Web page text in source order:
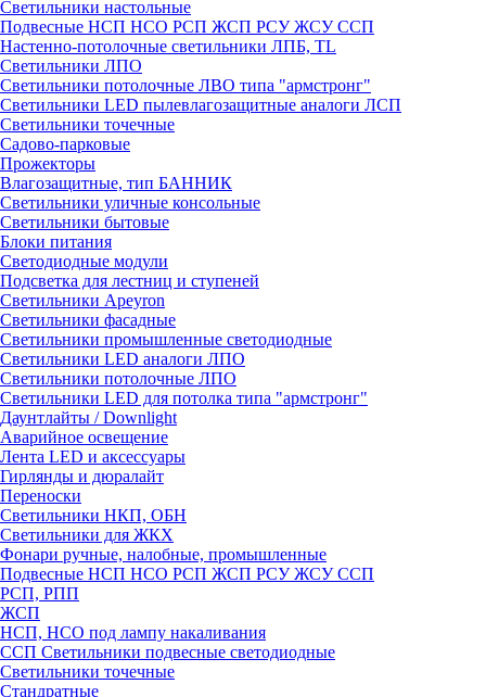
Светильники настольные
Подвесные НСП НСО РСП ЖСП РСУ ЖСУ ССП
Настенно-потолочные светильники ЛПБ, TL
Светильники ЛПО
Светильники потолочные ЛВО типа "армстронг"
Светильники LED пылевлагозащитные аналоги ЛСП
Светильники точечные
Садово-парковые
Прожекторы
Влагозащитные, тип БАННИК
Светильники уличные консольные
Светильники бытовые
Блоки питания
Светодиодные модули
Подсветка для лестниц и ступеней
Светильники Apeyron
Светильники фасадные
Светильники промышленные светодиодные
Светильники LED аналоги ЛПО
Светильники потолочные ЛПО
Светильники LED для потолка типа "армстронг"
Даунтлайты / Downlight
Аварийное освещение
Лента LED и аксессуары
Гирлянды и дюралайт
Переноски
Светильники НКП, ОБН
Светильники для ЖКХ
Фонари ручные, налобные, промышленные
Подвесные НСП НСО РСП ЖСП РСУ ЖСУ ССП
РСП, РПП
ЖСП
НСП, НСО под лампу накаливания
ССП Светильники подвесные светодиодные
Светильники точечные
Стандратные